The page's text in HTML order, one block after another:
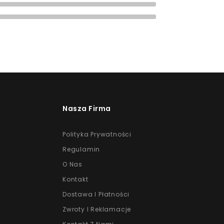
Nasza Firma
Polityka Prywatności
Regulamin
O Nas
Kontakt
Dostawa I Płatności
Zwroty I Reklamacje